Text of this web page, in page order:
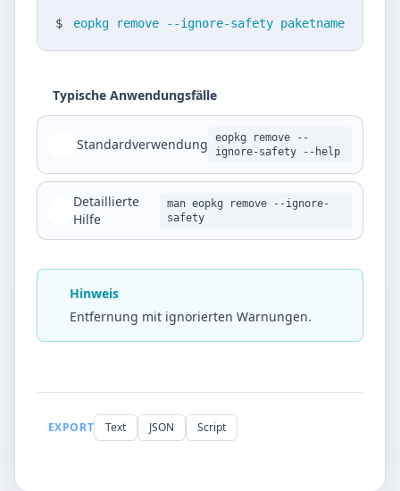
$ eopkg remove --ignore-safety paketname
Typische Anwendungsfälle
Standardverwendung
eopkg remove --
ignore-safety --help
Detaillierte
Hilfe
man eopkg remove --ignore-
safety
Hinweis
Entfernung mit ignorierten Warnungen.
EXPORT Text JSON Script